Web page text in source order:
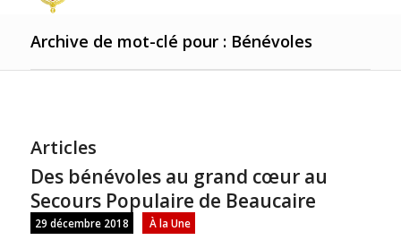
Archive de mot-clé pour : Bénévoles
Articles
Des bénévoles au grand cœur au
Secours Populaire de Beaucaire
29 décembre 2018 À la Une